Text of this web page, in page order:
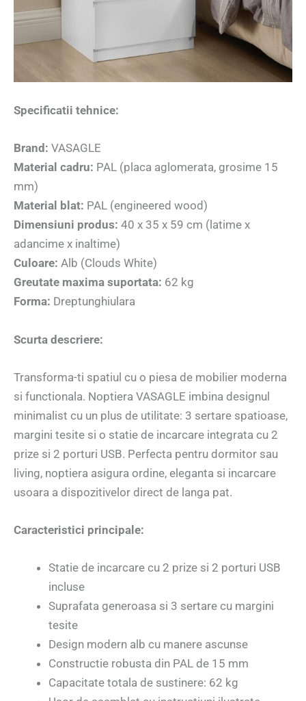
Specificatii tehnice:
Brand: VASAGLE
Material cadru: PAL (placa aglomerata, grosime 15
mm)
Material blat: PAL (engineered wood)
Dimensiuni produs: 40 x 35 x 59 cm (latime x
adancime x inaltime)
Culoare: Alb (Clouds White)
Greutate maxima suportata: 62 kg
Forma: Dreptunghiulara
Scurta descriere:
Transforma-ti spatiul cu o piesa de mobilier moderna
si functionala. Noptiera VASAGLE imbina designul
minimalist cu un plus de utilitate: 3 sertare spatioase,
margini tesite si o statie de incarcare integrata cu 2
prize si 2 porturi USB. Perfecta pentru dormitor sau
living, noptiera asigura ordine, eleganta si incarcare
usoara a dispozitivelor direct de langa pat.
Caracteristici principale:
Statie de incarcare cu 2 prize si 2 porturi USB
incluse
Suprafata generoasa si 3 sertare cu margini
tesite
Design modern alb cu manere ascunse
Constructie robusta din PAL de 15 mm
Capacitate totala de sustinere: 62 kg